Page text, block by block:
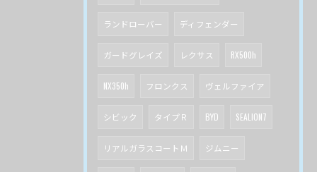
ランドローバー ディフェンダー
ガードグレイズ レクサス RX500h
NX350h フロンクス ヴェルファイア
シビック タイプＲ BYD SEALION7
リアルガラスコートＭ ジムニー